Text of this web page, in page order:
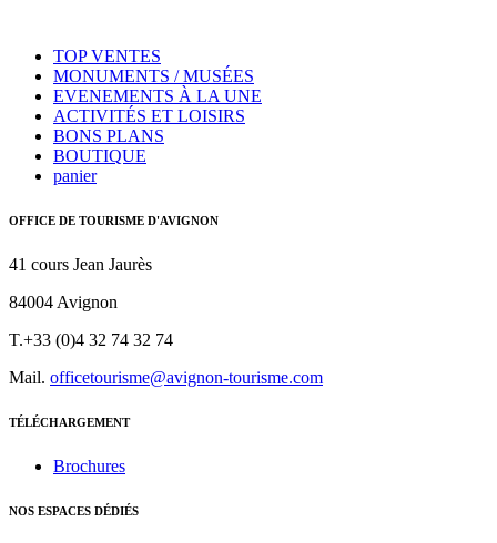
TOP VENTES
MONUMENTS / MUSÉES
EVENEMENTS À LA UNE
ACTIVITÉS ET LOISIRS
BONS PLANS
BOUTIQUE
panier
OFFICE DE TOURISME D'AVIGNON
41 cours Jean Jaurès
84004 Avignon
T.+33 (0)4 32 74 32 74
Mail. officetourisme@avignon-tourisme.com
TÉLÉCHARGEMENT
Brochures
NOS ESPACES DÉDIÉS